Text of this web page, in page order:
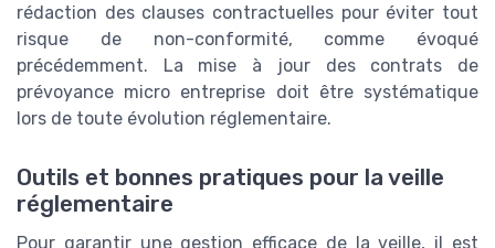
rédaction des clauses contractuelles pour éviter tout
risque de non-conformité, comme évoqué
précédemment. La mise à jour des contrats de
prévoyance micro entreprise doit être systématique
lors de toute évolution réglementaire.
Outils et bonnes pratiques pour la veille
réglementaire
Pour garantir une gestion efficace de la veille, il est